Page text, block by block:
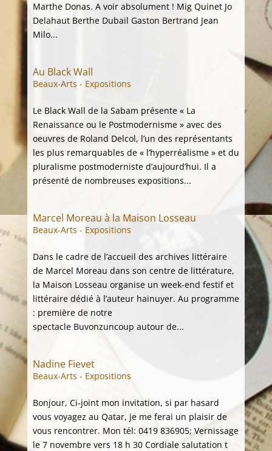
Marthe Donas. A voir absolument ! Mig Quinet Jo
Delahaut Berthe Dubail Gaston Bertrand Jean
Milo...
Au Black Wall
Beaux-Arts - Expositions
Le Black Wall de la Sabam présente « La
Renaissance ou le Postmodernisme » avec des
oeuvres de Roland Delcol, l’un des représentants
les plus remarquables de « l’hyperréalisme » et du
pluralisme postmoderniste d’aujourd’hui. Il a
présenté de nombreuses expositions...
Marcel Moreau à la Maison Losseau
Beaux-Arts - Expositions
Dans le cadre de l’accueil des archives littéraire
de Marcel Moreau dans son centre de littérature,
la Maison Losseau organise un week-end festif et
littéraire dédié à l’auteur hainuyer. Au programme
: première de notre
spectacle Buvonzuncoup autour de...
Nadine Fievet
Beaux-Arts - Expositions
Bonjour, Ci-joint mon invitation, si par hasard
vous voyagez au Qatar, je me ferai un plaisir de
vous rencontrer. Mon tél: 0419 836905; Vernissage
le 7 novembre vers 18 h 30 Cordiale salutation t